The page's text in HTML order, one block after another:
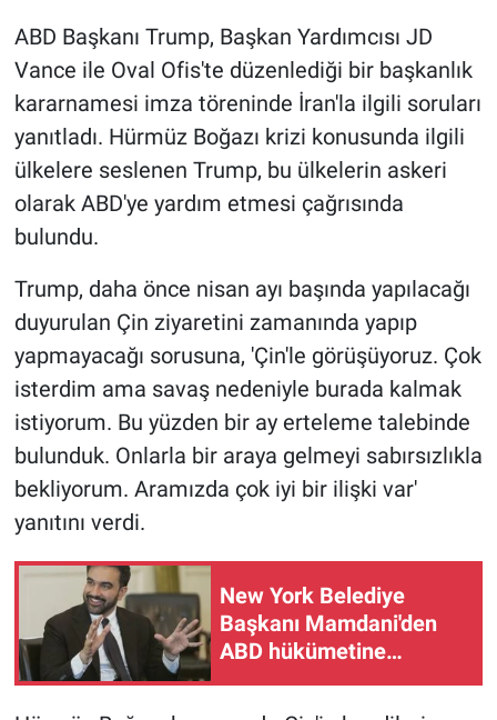
ABD Başkanı Trump, Başkan Yardımcısı JD
Vance ile Oval Ofis'te düzenlediği bir başkanlık
kararnamesi imza töreninde İran'la ilgili soruları
yanıtladı. Hürmüz Boğazı krizi konusunda ilgili
ülkelere seslenen Trump, bu ülkelerin askeri
olarak ABD'ye yardım etmesi çağrısında
bulundu.
Trump, daha önce nisan ayı başında yapılacağı
duyurulan Çin ziyaretini zamanında yapıp
yapmayacağı sorusuna, 'Çin'le görüşüyoruz. Çok
isterdim ama savaş nedeniyle burada kalmak
istiyorum. Bu yüzden bir ay erteleme talebinde
bulunduk. Onlarla bir araya gelmeyi sabırsızlıkla
bekliyorum. Aramızda çok iyi bir ilişki var'
yanıtını verdi.
New York Belediye
Başkanı Mamdani'den
ABD hükümetine
Gündem Özel
Günün görüntüsü
Haber
İlan
Kimdir
Koronavirüs
Kültür Sanat
Ne demişti
Nedir
Popüler
Programlar
Sağlık